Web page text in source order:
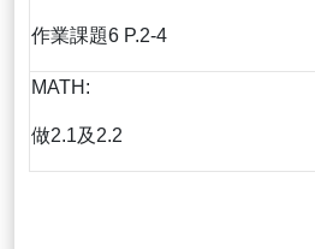
作業課題6 P.2-4
MATH:
做2.1及2.2